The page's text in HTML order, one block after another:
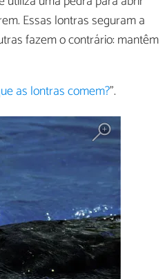
Essas lontras seguram a
fazem o contrário: mantêm
as lontras comem?".